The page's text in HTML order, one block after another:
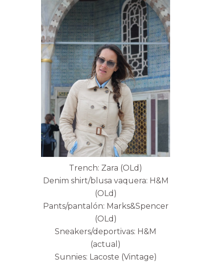
Trench: Zara (OLd)
Denim shirt/blusa vaquera: H&M
(OLd)
Pants/pantalón: Marks&Spencer
(OLd)
Sneakers/deportivas: H&M
(actual)
Sunnies: Lacoste (Vintage)